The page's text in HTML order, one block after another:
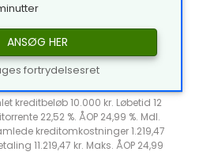
ANSØG HER
fortrydelsesret
kreditbeløb 10.000 kr. Løbetid 12
22,52 %. ÅOP 24,99 %. Mdl.
kreditomkostninger 1.219,47
11.219,47 kr. Maks. ÅOP 24,99